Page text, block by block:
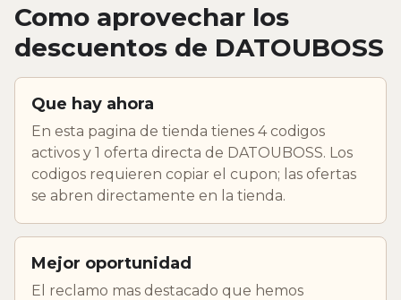
Como aprovechar los
descuentos de DATOUBOSS
Que hay ahora
En esta pagina de tienda tienes 4 codigos
activos y 1 oferta directa de DATOUBOSS. Los
codigos requieren copiar el cupon; las ofertas
se abren directamente en la tienda.
Mejor oportunidad
El reclamo mas destacado que hemos